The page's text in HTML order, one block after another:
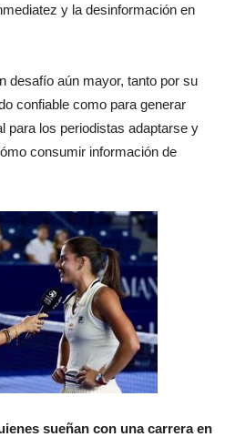
y la desinformación en
desafío aún mayor, tanto por su
confiable como para generar
para los periodistas adaptarse y
consumir información de
sueñan con una carrera en